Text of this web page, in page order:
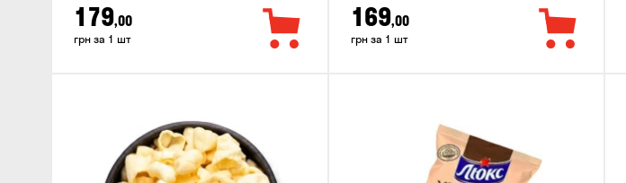
179,00
грн за 1 шт
169,00
грн за 1 шт